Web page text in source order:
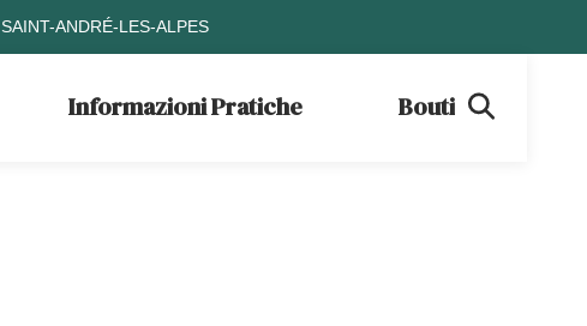
SAINT-ANDRÉ-LES-ALPES
Informazioni Pratiche Boutique